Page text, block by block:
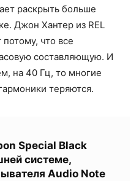
раскрыть больше
Джон Хантер из REL
потому, что все
составляющую. И
на 40 Гц, то многие
теряются.
Special Black
системе,
Audio Note